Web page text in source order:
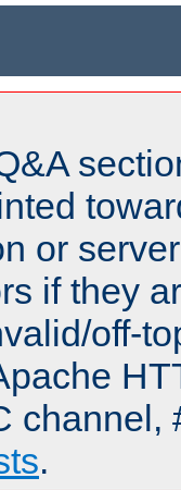
or
if they
off-
channel,
.